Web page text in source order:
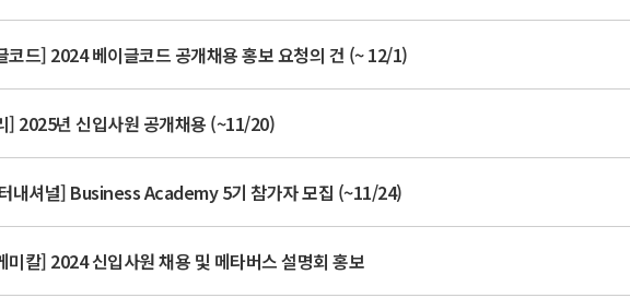
코드] 2024 베이글코드 공개채용 홍보 요청의 건 (~ 12/1)
] 2025년 신입사원 공개채용 (~11/20)
내셔널] Business Academy 5기 참가자 모집 (~11/24)
미칼] 2024 신입사원 채용 및 메타버스 설명회 홍보